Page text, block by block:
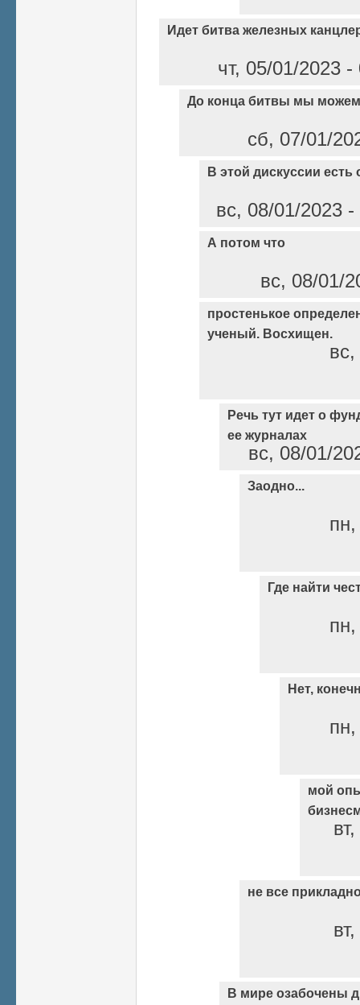
Идет битва железных
чт, 05/01/2023
До конца битвы мы
сб, 07/01/
В этой дискуссии есть
вс, 08/01/2023
А потом что
вс, 08/01/
простенькое
ученый. Восхищен.
Речь тут идет о
ее журналах
вс, 08/01/
Заодно...
Где найти
Нет,
мой
не все
В мире озабочены